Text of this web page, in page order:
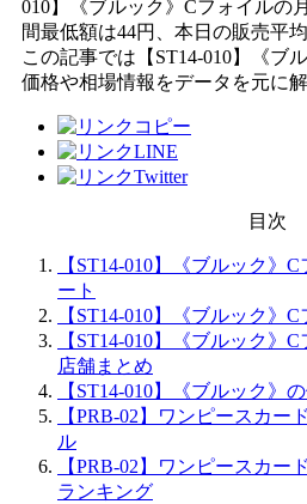
010】《ブルック》Cフォイルの
間最低額は44円、本日の販売平
この記事では【ST14-010】《ブ
価格や相場情報をデータを元に
目次
【ST14-010】《ブルック》
ート
【ST14-010】《ブルック》
【ST14-010】《ブルック》
店舗まとめ
【ST14-010】《ブルック》
【PRB-02】ワンピースカー
ル
【PRB-02】ワンピースカー
ランキング